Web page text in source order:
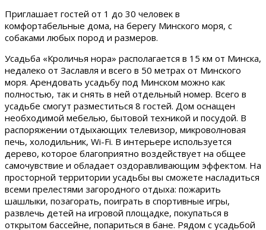
Приглашает гостей от 1 до 30 человек в
комфортабельные дома, на берегу Минского моря, с
собаками любых пород и размеров.
Усадьба «Кроличья нора» располагается в 15 км от Минска,
недалеко от Заславля и всего в 50 метрах от Минского
моря. Арендовать усадьбу под Минском можно как
полностью, так и снять в ней отдельный номер. Всего в
усадьбе смогут разместиться 8 гостей. Дом оснащен
необходимой мебелью, бытовой техникой и посудой. В
распоряжении отдыхающих телевизор, микроволновая
печь, холодильник, Wi-Fi. В интерьере используется
дерево, которое благоприятно воздействует на общее
самочувствие и обладает оздоравливающим эффектом. На
просторной территории усадьбы вы сможете насладиться
всеми прелестями загородного отдыха: пожарить
шашлыки, позагорать, поиграть в спортивные игры,
развлечь детей на игровой площадке, покупаться в
открытом бассейне, попариться в бане. Рядом с усадьбой